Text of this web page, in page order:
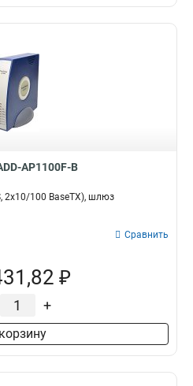
AP1100F-B
2x10/100 BaseTX), шлюз
Сравнить
₽
+